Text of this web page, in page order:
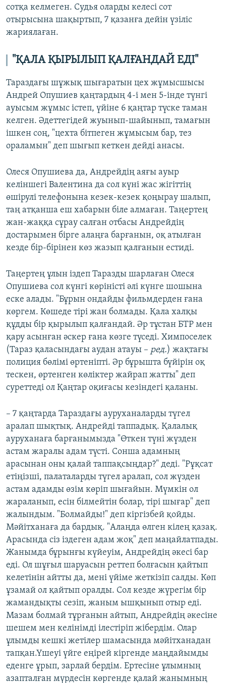
сотқа келмеген. Судья оларды келесі сот
отырысына шақыртып, 7 қазанға дейін үзіліс
жариялаған.
"ҚАЛА ҚЫРЫЛЫП ҚАЛҒАНДАЙ ЕДІ"
Тараздағы шұжық шығаратын цех жұмысшысы
Андрей Опушиев қаңтардың 4-і мен 5-інде түнгі
ауысым жұмыс істеп, үйіне 6 қаңтар түске таман
келген. Әдеттегідей жуынып-шайынып, тамағын
ішкен соң, "цехта бітпеген жұмысым бар, тез
ораламын" деп шығып кеткен дейді анасы.
Олеся Опушиева да, Андрейдің аяғы ауыр
келіншегі Валентина да сол күні жас жігіттің
өшірулі телефонына кезек-кезек қоңырау шалып,
таң атқанша еш хабарын біле алмаған. Таңертең
жан-жаққа сұрау салған отбасы Андрейдің
достарымен бірге алаңға барғанын, оқ атылған
кезде бір-бірінен көз жазып қалғанын естиді.
Таңертең ұлын іздеп Таразды шарлаған Олеся
Опушиева сол күнгі көріністі әлі күнге шошына
еске алады. "Бұрын ондайды фильмдерден ғана
көргем. Көшеде тірі жан болмады. Қала халқы
құдды бір қырылып қалғандай. Әр тұстан БТР мен
қару асынған әскер ғана көзге түседі. Химпоселек
(Тараз қаласындағы аудан атауы – ред.) жақтағы
полиция бөлімі өртеніпті. Әр бұрышта бүйірін оқ
тескен, өртенген көліктер жайрап жатты" деп
суреттеді ол Қаңтар оқиғасы кезіндегі қаланы.
– 7 қаңтарда Тараздағы ауруханаларды түгел
аралап шықтық. Андрейді таппадық. Қалалық
ауруханаға барғанымызда "Өткен түні жүзден
астам жаралы адам түсті. Сонша адамның
арасынан оны қалай таппақсыңдар?" деді. "Рұқсат
етіңізші, палаталарды түгел аралап, сол жүзден
астам адамды өзім көріп шығайын. Мүмкін ол
жараланып, есін білмейтін болар, тірі шығар" деп
жалындым. "Болмайды!" деп кіргізбей қойды.
Мәйітханаға да бардық. "Алаңда өлген кілең қазақ.
Арасында сіз іздеген адам жоқ" деп маңайлатпады.
Жанымда бұрынғы күйеуім, Андрейдің әкесі бар
еді. Ол шұғыл шаруасын реттеп болғасын қайтып
келетінін айтты да, мені үйіме жеткізіп салды. Көп
ұзамай ол қайтып оралды. Сол кезде жүрегім бір
жамандықты сезіп, жаным ышқынып отыр еді.
Мазам болмай тұрғанын айтып, Андрейдің әкесіне
шешем мен келінімді ілестіріп жібердім. Олар
ұлымды кешкі жетілер шамасында мәйітханадан
тапқан.Үшеуі үйге еңірей кіргенде маңдайымды
еденге ұрып, зарлай бердім. Ертесіне ұлымның
азапталған мүрдесін көргенде қалай жанымның